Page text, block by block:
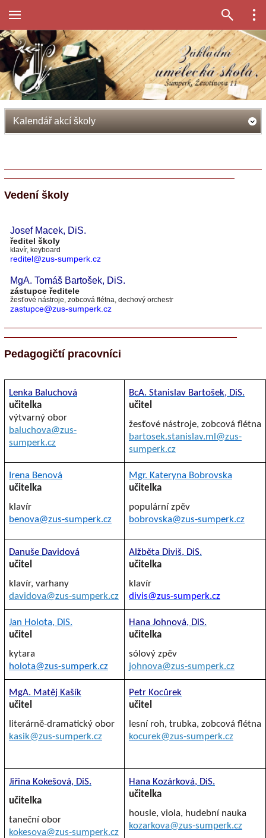
Kalendář akcí školy
Vedení školy
Josef Macek, DiS.
ředitel školy
klavír, keyboard
reditel@zus-sumperk.cz
MgA. Tomáš Bartošek, DiS.
zástupce ředitele
žesťové nástroje, zobcová flétna, dechový orchestr
zastupce@zus-sumperk.cz
Pedagogičtí pracovníci
Lenka Baluchová
učitelka
výtvarný obor
baluchova@zus-
sumperk.cz
BcA. Stanislav Bartošek, DiS.
učitel
žesťové nástroje, zobcová flétna
bartosek.stanislav.ml@zus-
sumperk.cz
Irena Benová
učitelka
klavír
benova@zus-sumperk.cz
Mgr. Kateryna Bobrovska
učitelka
populární zpěv
bobrovska@zus-sumperk.cz
Danuše Davidová
učitel
klavír, varhany
davidova@zus-sumperk.cz
Alžběta Diviš, DiS.
učitelka
klavír
divis@zus-sumperk.cz
Jan Holota, DiS.
učitel
kytara
holota@zus-sumperk.cz
Hana Johnová, DiS.
učitelka
sólový zpěv
johnova@zus-sumperk.cz
MgA. Matěj Kašík
učitel
literárně-dramatický obor
kasik@zus-sumperk.cz
Petr Kocůrek
učitel
lesní roh, trubka, zobcová flétna
kocurek@zus-sumperk.cz
Jiřina Kokešová, DiS.
učitelka
taneční obor
kokesova@zus-sumperk.cz
Hana Kozárková, DiS.
učitelka
housle, viola, hudební nauka
kozarkova@zus-sumperk.cz